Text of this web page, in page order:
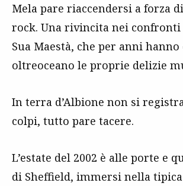
Mela pare riaccendersi a forza
rock. Una rivincita nei
Sua Maestà, che per anni
oltreoceano le proprie delizie
In terra d’Albione non si
colpi, tutto pare tacere.
L’estate del 2002 è alle porte e
di Sheffield, immersi nella